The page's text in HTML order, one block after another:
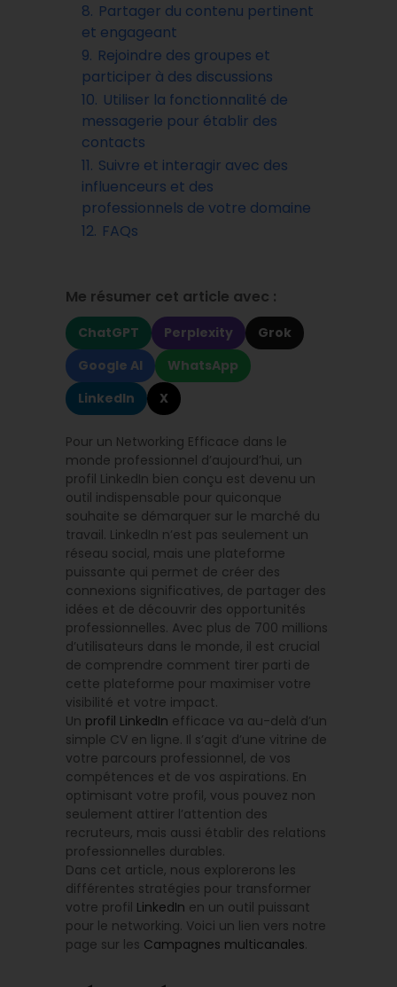
8. Partager du contenu pertinent
et engageant
9. Rejoindre des groupes et
participer à des discussions
10. Utiliser la fonctionnalité de
messagerie pour établir des
contacts
11. Suivre et interagir avec des
influenceurs et des
professionnels de votre domaine
12. FAQs
Me résumer cet article avec :
ChatGPT Perplexity
Grok
Google AI
WhatsApp
LinkedIn
X
Pour un Networking Efficace dans le
monde professionnel d’aujourd’hui, un
profil LinkedIn bien conçu est devenu un
outil indispensable pour quiconque
souhaite se démarquer sur le marché du
travail. LinkedIn n’est pas seulement un
réseau social, mais une plateforme
puissante qui permet de créer des
connexions significatives, de partager des
idées et de découvrir des opportunités
professionnelles. Avec plus de 700 millions
d’utilisateurs dans le monde, il est crucial
de comprendre comment tirer parti de
cette plateforme pour maximiser votre
visibilité et votre impact.
Un profil LinkedIn efficace va au-delà d’un
simple CV en ligne. Il s’agit d’une vitrine de
votre parcours professionnel, de vos
compétences et de vos aspirations. En
optimisant votre profil, vous pouvez non
seulement attirer l’attention des
recruteurs, mais aussi établir des relations
professionnelles durables.
Dans cet article, nous explorerons les
différentes stratégies pour transformer
votre profil LinkedIn en un outil puissant
pour le networking. Voici un lien vers notre
page sur les Campagnes multicanales.